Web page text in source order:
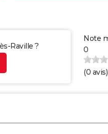
Raville ?
Note
0
(0 avis)